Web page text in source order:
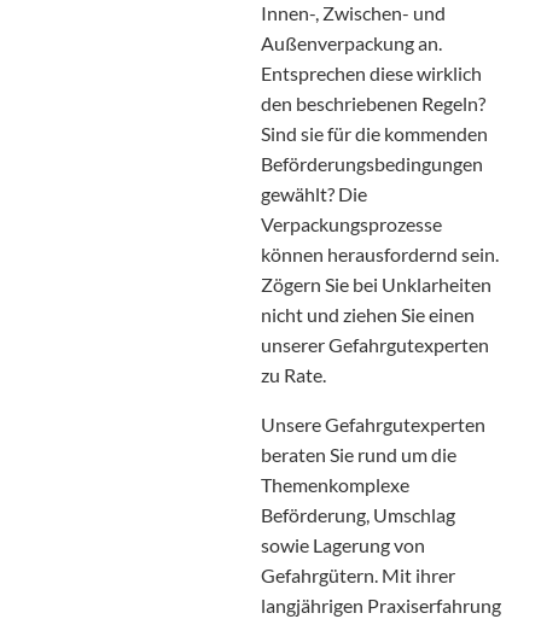
Innen-, Zwischen- und
Außenverpackung an.
Entsprechen diese wirklich
den beschriebenen Regeln?
Sind sie für die kommenden
Beförderungsbedingungen
gewählt? Die
Verpackungsprozesse
können herausfordernd sein.
Zögern Sie bei Unklarheiten
nicht und ziehen Sie einen
unserer Gefahrgutexperten
zu Rate.
Unsere Gefahrgutexperten
beraten Sie rund um die
Themenkomplexe
Beförderung, Umschlag
sowie Lagerung von
Gefahrgütern. Mit ihrer
langjährigen Praxiserfahrung